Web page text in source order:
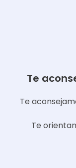
Te
Te
Te